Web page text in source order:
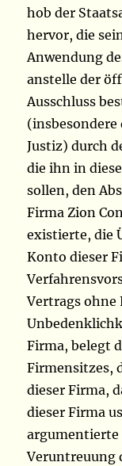
hob der
hervor, die
Anwendung
anstelle der
Ausschluss
(insbesondere
Justiz) durch
die ihn in
sollen, den
Firma Zion
existierte, die
Konto dieser
Vertrags ohne
Firma, belegt
Firmensitzes,
dieser Firma,
dieser Firma
argumentierte
Veruntreuung